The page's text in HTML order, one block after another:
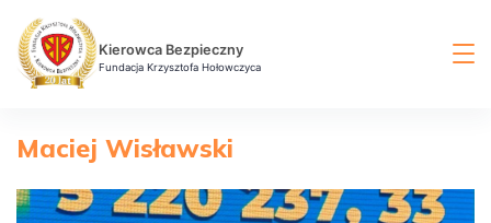
content
Kierowca Bezpieczny
Fundacja Krzysztofa Hołowczyca
Maciej Wisławski